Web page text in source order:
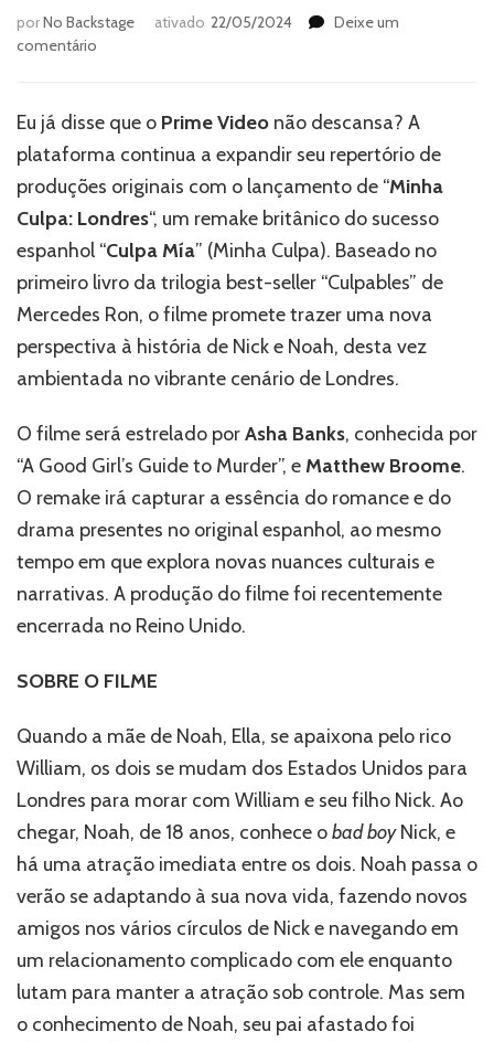
porNo Backstage ativado 22/05/2024
Deixe um
comentário
Reino
Unido:
Prime
vídeo
anuncia
“Minha
Londres”
Eu já disse que o Prime Video não descansa? A
plataforma continua a expandir seu repertório de
produções originais com o lançamento de “Minha
Culpa: Londres“, um remake britânico do sucesso
espanhol “Culpa Mía” (Minha Culpa). Baseado no
primeiro livro da trilogia best-seller “Culpables” de
Mercedes Ron, o filme promete trazer uma nova
perspectiva à história de Nick e Noah, desta vez
ambientada no vibrante cenário de Londres.
O filme será estrelado porAsha Banks, conhecida por
“A Good Girl’s Guide to Murder”, eMatthew Broome.
O remake irá capturar a essência do romance e do
drama presentes no original espanhol, ao mesmo
tempo em que explora novas nuances culturais e
narrativas. A produção do filme foi recentemente
encerrada no Reino Unido.
SOBRE O FILME
Quando a mãe de Noah, Ella, se apaixona pelo rico
William, os dois se mudam dos Estados Unidos para
Londres para morar com William e seu filho Nick. Ao
chegar, Noah, de 18 anos, conhece obad boyNick, e
há uma atração imediata entre os dois. Noah passa o
verão se adaptando à sua nova vida, fazendo novos
amigos nos vários círculos de Nick e navegando em
um relacionamento complicado com ele enquanto
lutam para manter a atração sob controle. Mas sem
o conhecimento de Noah, seu pai afastado foi